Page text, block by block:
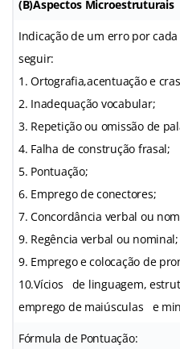
(B)Aspectos Microestruturais
Indicação de um erro por
seguir:
1. Ortografia,acentuação e
2. Inadequação vocabular;
3. Repetição ou omissão de
4. Falha de construção frasal;
5. Pontuação;
6. Emprego de conectores;
7. Concordância verbal ou
9. Regência verbal ou nominal;
9. Emprego e colocação de
10.Vícios de linguagem,
emprego de maiúsculas e
Fórmula de Pontuação: